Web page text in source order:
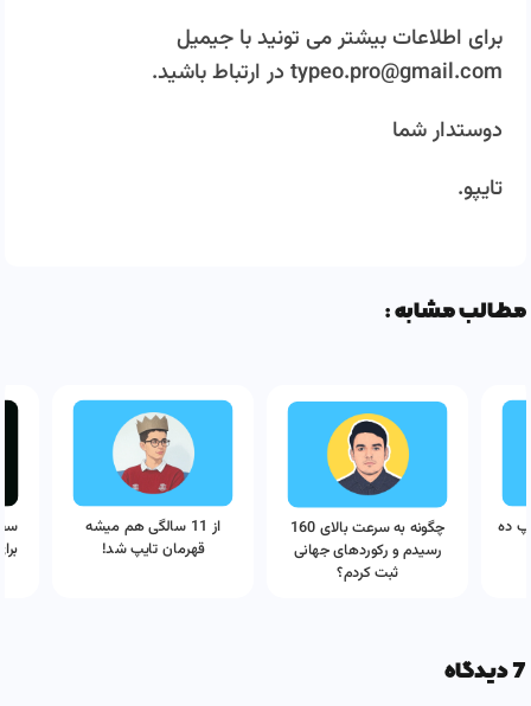
برای اطلاعات بیشتر می تونید با جیمیل
typeo.pro@gmail.com در ارتباط باشید.
دوستدار شما
تایپو.
مطالب مشابه :
ده چگونه به سرعت بالای 160
رسیدم و رکوردهای جهانی
ثبت کردم؟
از 11 سالگی هم میشه
قهرمان تایپ شد!
7 دیدگاه